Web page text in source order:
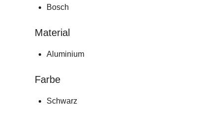
Bosch
Material
Aluminium
Farbe
Schwarz